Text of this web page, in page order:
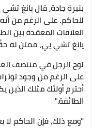
بنبرة جادة، قال يانغ
للحاكم. على الرغم من
العلاقات المعقدة بين
يانغ تشي يي، ممتن له
لوح الرجل في منتصف
على الرغم من وجود
أحترم أولئك مثلك
الطائفة."
"ومع ذلك، فإن الحاكم لا